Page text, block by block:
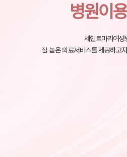
병원이
세인트마리여성
질 높은 의료서비스를 제공하고